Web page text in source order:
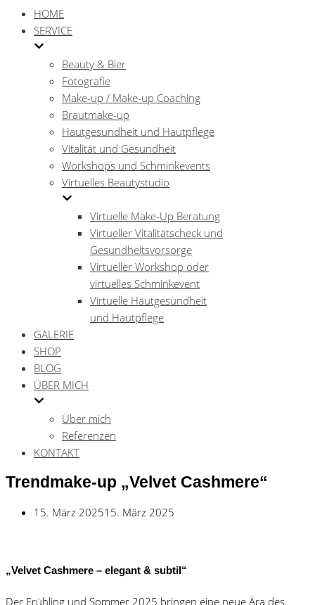
HOME
SERVICE
Beauty & Bier
Fotografie
Make-up / Make-up Coaching
Brautmake-up
Hautgesundheit und Hautpflege
Vitalität und Gesundheit
Workshops und Schminkevents
Virtuelles Beautystudio
Virtuelle Make-Up Beratung
Virtueller Vitalitätscheck und
Gesundheitsvorsorge
Virtueller Workshop oder
virtuelles Schminkevent
Virtuelle Hautgesundheit
und Hautpflege
GALERIE
SHOP
BLOG
ÜBER MICH
Über mich
Referenzen
KONTAKT
Trendmake-up „Velvet Cashmere“
15. März 202515. März 2025
„Velvet Cashmere – elegant & subtil“
Der Frühling und Sommer 2025 bringen eine neue Ära des